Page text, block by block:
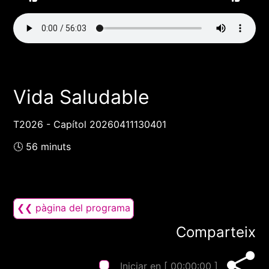
Vida Saludable
T2026 - Capítol 20260411130401
🕓 56 minuts
❮❮ pàgina del programa
Comparteix
Iniciar en [ 00:00:00 ]